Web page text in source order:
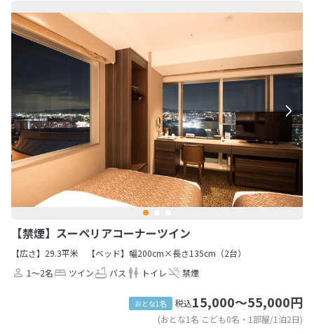
【禁煙】スーペリアコーナーツイン
【広さ】29.3平米
【ベッド】幅200cm×長さ135cm（2台）
1～2名
ツイン バス トイレ 禁煙
おとな1名 税込15,000～55,000円
(おとな1名 こども0名・1部屋/1泊2日)